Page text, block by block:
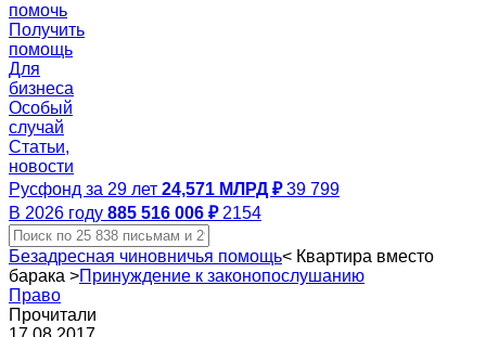
помочь
Получить
помощь
Для
бизнеса
Особый
случай
Статьи,
новости
Русфонд за 29 лет 24,571 МЛРД ₽ 39 799
В 2026 году 885 516 006 ₽ 2154
Безадресная чиновничья помощь< Квартира вместо
барака >Принуждение к законопослушанию
Право
Прочитали